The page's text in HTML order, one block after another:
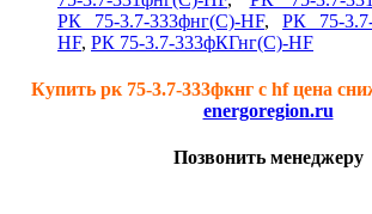
РК 75-3.7-333фнг(С)-HF, РК 75-
HF, РК 75-3.7-333фКГнг(С)-HF
Купить рк 75-3.7-333фкнг с hf цена
energoregion.ru
Позвонить менеджеру